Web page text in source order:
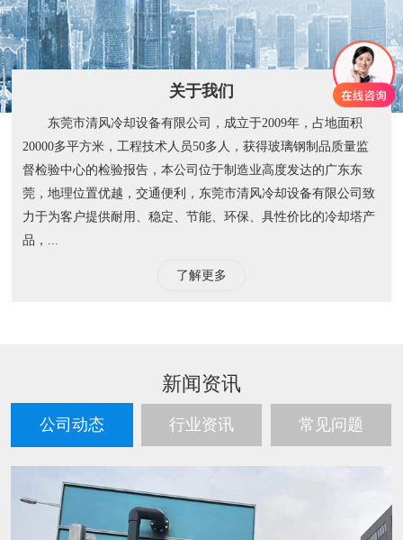
关于我们
东莞市清风冷却设备有限公司，成立于2009年，占地面积
20000多平方米，工程技术人员50多人，获得玻璃钢制品质量监
督检验中心的检验报告，本公司位于制造业高度发达的广东东
莞，地理位置优越，交通便利，东莞市清风冷却设备有限公司致
力于为客户提供耐用、稳定、节能、环保、具性价比的冷却塔产
品，...
了解更多
新闻资讯
公司动态 行业资讯 常见问题